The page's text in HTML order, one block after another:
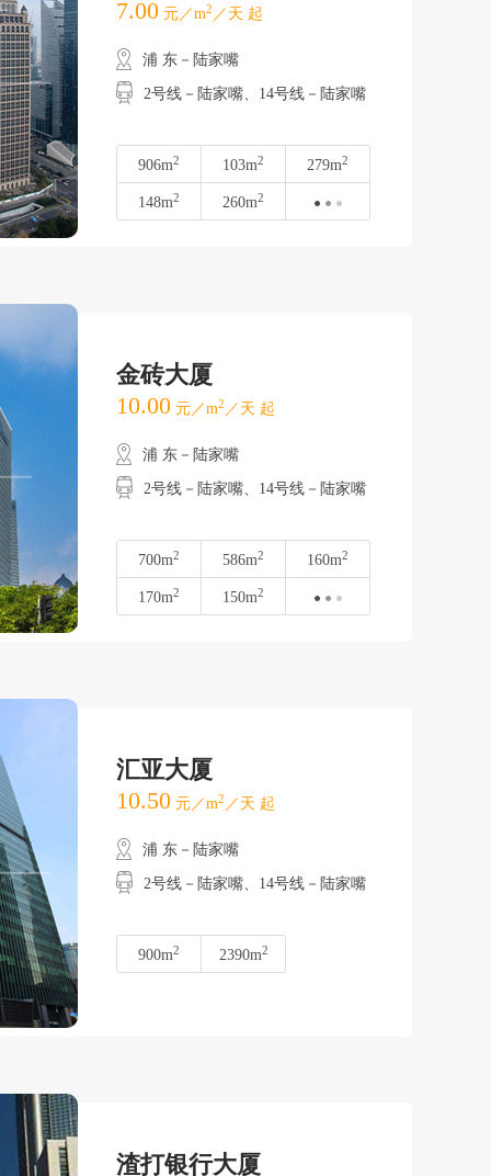
7.00 元／m2 ／天 起
浦 东－陆家嘴
2号线－陆家嘴、14号线－陆家嘴
906m2 103m2 279m2
148m2 260m2
金砖大厦
10.00 元／m2 ／天 起
浦 东－陆家嘴
2号线－陆家嘴、14号线－陆家嘴
700m2 586m2 160m2
170m2 150m2
汇亚大厦
10.50 元／m2 ／天 起
浦 东－陆家嘴
2号线－陆家嘴、14号线－陆家嘴
900m2 2390m2
渣打银行大厦